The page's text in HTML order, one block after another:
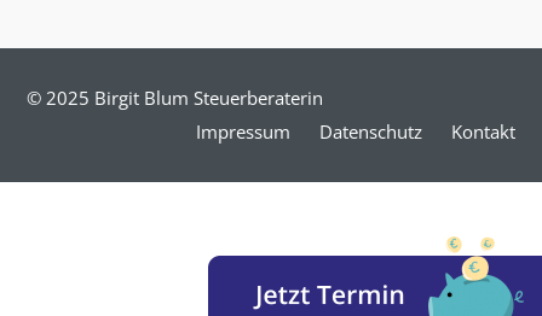
© 2025 Birgit Blum Steuerberaterin
Impressum
Datenschutz Kontakt